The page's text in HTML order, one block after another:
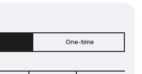
One-time